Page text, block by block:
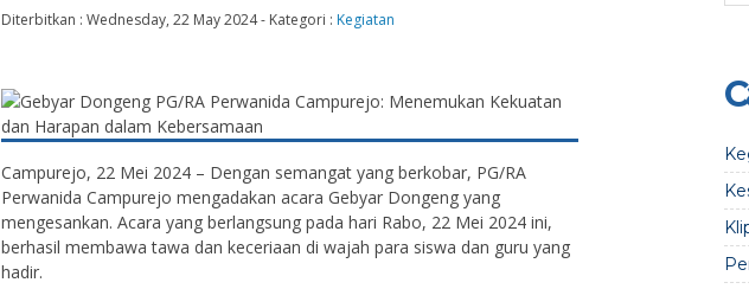
Diterbitkan : Wednesday, 22 May 2024- Kategori : Kegiatan
Campurejo, 22 Mei 2024 – Dengan semangat yang berkobar, PG/RA
Perwanida Campurejo mengadakan acara Gebyar Dongeng yang
mengesankan. Acara yang berlangsung pada hari Rabo, 22 Mei 2024 ini,
berhasil membawa tawa dan keceriaan di wajah para siswa dan guru yang
hadir.